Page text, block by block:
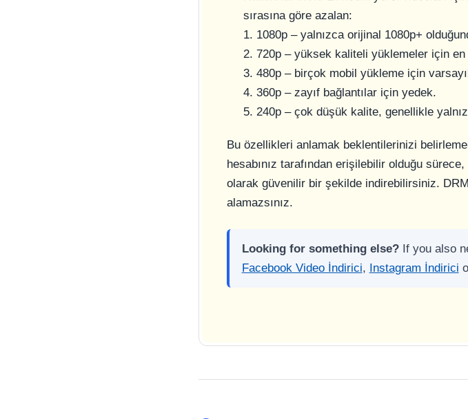
sırasına göre azalan:
1. 1080p – yalnızca orijinal 1080p+
2. 720p – yüksek kaliteli yüklemeler için en
3. 480p – birçok mobil yükleme için
4. 360p – zayıf bağlantılar için yedek.
5. 240p – çok düşük kalite, genellikle
Bu özellikleri anlamak beklentilerinizi
hesabınız tarafından erişilebilir olduğu
olarak güvenilir bir şekilde indirebilirsiniz.
alamazsınız.
Looking for something else?If you also
Facebook Video İndirici, Instagram İndirici